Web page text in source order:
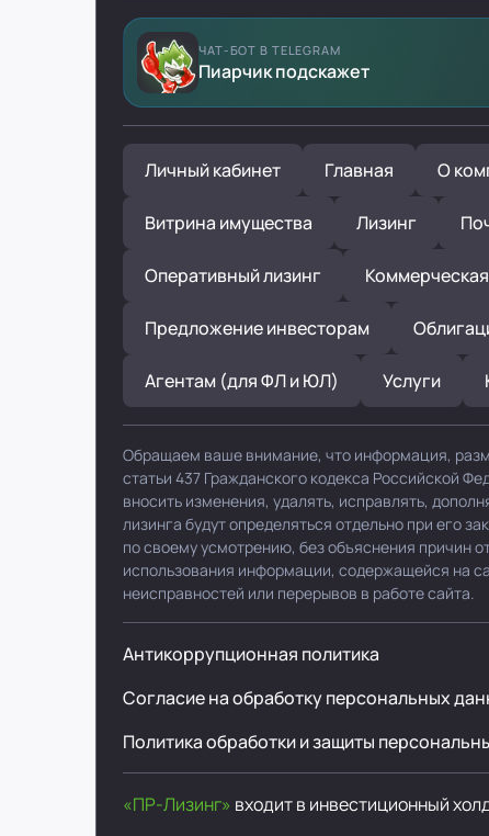
ЧАТ-БОТ В TELEGRAM
Пиарчик подскажет
Личный кабинет Главная О
Витрина имущества Лизинг
Оперативный лизинг
Предложение инвесторам
Агентам (для ФЛ и ЮЛ) Услуги
Обращаем ваше внимание, что информация,
статьи 437 Гражданского кодекса Российской
вносить изменения, удалять, исправлять,
лизинга будут определяться отдельно при его
по своему усмотрению, без объяснения причин
использования информации, содержащейся на
неисправностей или перерывов в работе сайта.
Антикоррупционная политика
Согласие на обработку персональных
Политика обработки и защиты
«ПР-Лизинг» входит в инвестиционный